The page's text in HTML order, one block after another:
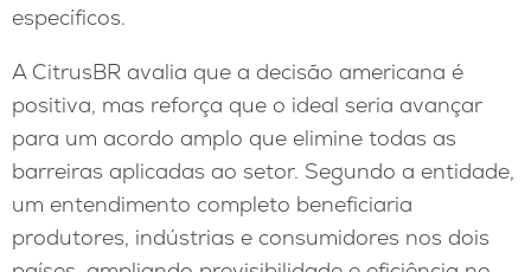
específicos.
A CitrusBR avalia que a decisão americana é
positiva, mas reforça que o ideal seria avançar
para um acordo amplo que elimine todas as
barreiras aplicadas ao setor. Segundo a entidade,
um entendimento completo beneficiaria
produtores, indústrias e consumidores nos dois